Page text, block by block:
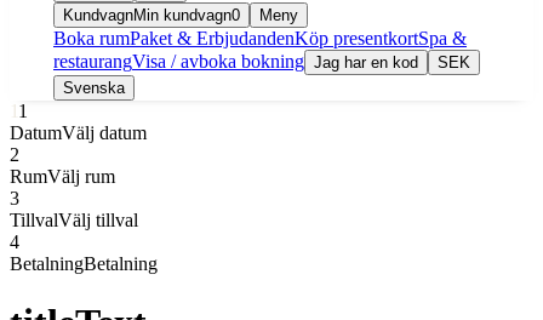
KundvagnMin kundvagn0 Meny
Boka rumPaket & ErbjudandenKöp presentkortSpa &
restaurangVisa / avboka bokning Jag har en kod
SEK
Svenska
11
DatumVälj datum
2
RumVälj rum
3
TillvalVälj tillval
4
BetalningBetalning